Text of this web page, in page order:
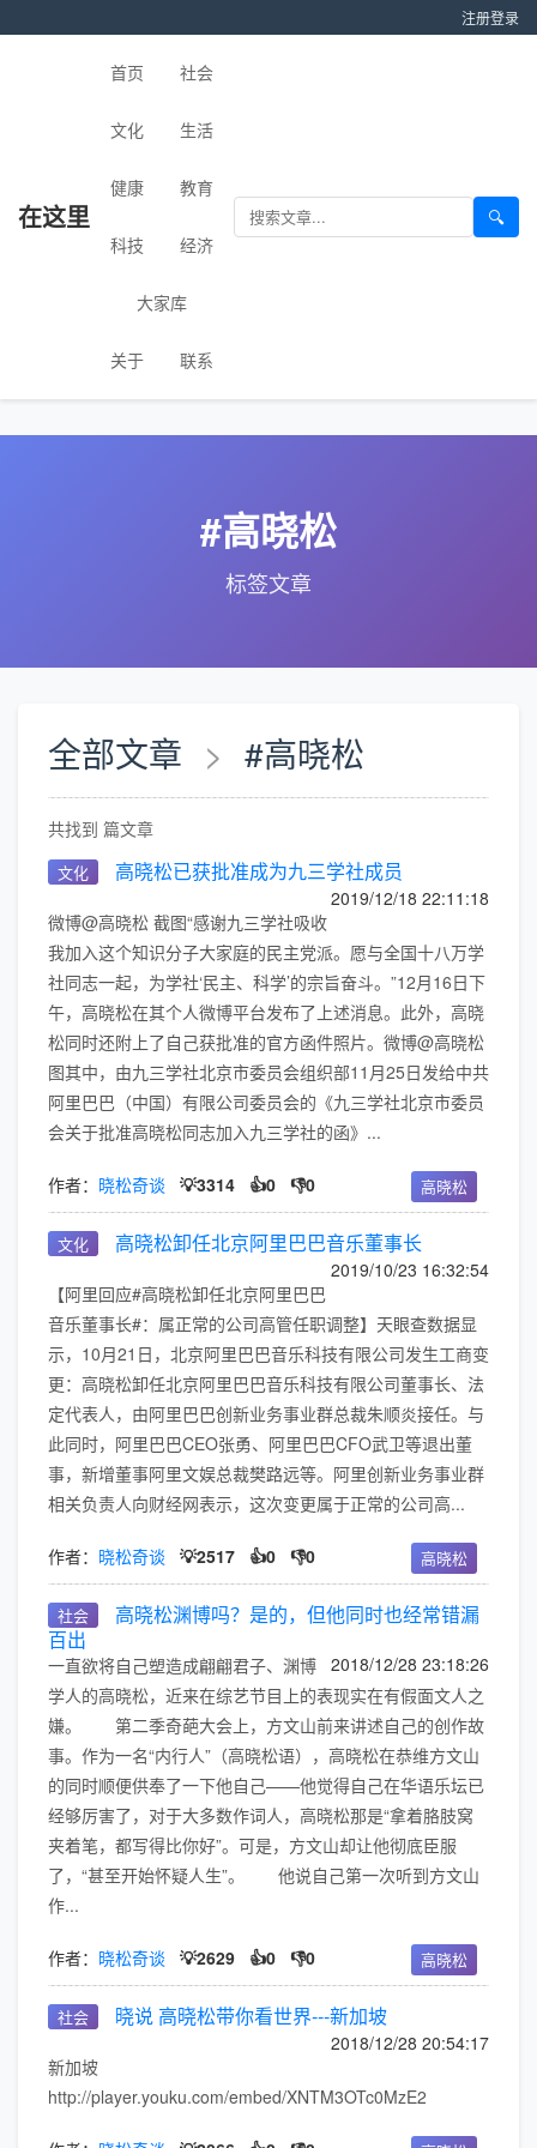
注册登录
在这里
首页 社会
文化 生活
健康 教育
科技 经济
大家库
关于 联系
🔍
#高晓松
标签文章
全部文章 > #高晓松
共找到 篇文章
文化 高晓松已获批准成为九三学社成员
2019/12/18 22:11:18
微博@高晓松 截图“感谢九三学社吸收
我加入这个知识分子大家庭的民主党派。愿与全国十八万学
社同志一起，为学社‘民主、科学’的宗旨奋斗。”12月16日下
午，高晓松在其个人微博平台发布了上述消息。此外，高晓
松同时还附上了自己获批准的官方函件照片。微博@高晓松
图其中，由九三学社北京市委员会组织部11月25日发给中共
阿里巴巴（中国）有限公司委员会的《九三学社北京市委员
会关于批准高晓松同志加入九三学社的函》...
作者： 晓松奇谈 💡3314 👍0 👎0 高晓松
文化 高晓松卸任北京阿里巴巴音乐董事长
2019/10/23 16:32:54
【阿里回应#高晓松卸任北京阿里巴巴
音乐董事长#：属正常的公司高管任职调整】天眼查数据显
示，10月21日，北京阿里巴巴音乐科技有限公司发生工商变
更：高晓松卸任北京阿里巴巴音乐科技有限公司董事长、法
定代表人，由阿里巴巴创新业务事业群总裁朱顺炎接任。与
此同时，阿里巴巴CEO张勇、阿里巴巴CFO武卫等退出董
事，新增董事阿里文娱总裁樊路远等。阿里创新业务事业群
相关负责人向财经网表示，这次变更属于正常的公司高...
作者： 晓松奇谈 💡2517 👍0 👎0 高晓松
社会
高晓松渊博吗？是的，但他同时也经常错漏
百出
2018/12/28 23:18:26
一直欲将自己塑造成翩翩君子、渊博
学人的高晓松，近来在综艺节目上的表现实在有假面文人之
嫌。 第二季奇葩大会上，方文山前来讲述自己的创作故
事。作为一名“内行人”（高晓松语），高晓松在恭维方文山
的同时顺便供奉了一下他自己——他觉得自己在华语乐坛已
经够厉害了，对于大多数作词人，高晓松那是“拿着胳肢窝
夹着笔，都写得比你好”。可是，方文山却让他彻底臣服
了，“甚至开始怀疑人生”。 他说自己第一次听到方文山
作...
作者： 晓松奇谈 💡2629 👍0 👎0 高晓松
社会 晓说 高晓松带你看世界---新加坡
2018/12/28 20:54:17
新加坡
http://player.youku.com/embed/XNTM3OTc0MzE2